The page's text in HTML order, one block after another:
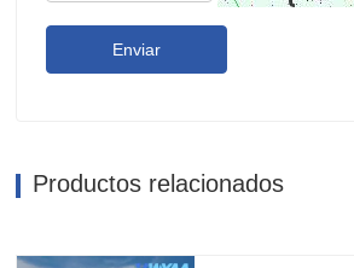
Enviar
Productos relacionados